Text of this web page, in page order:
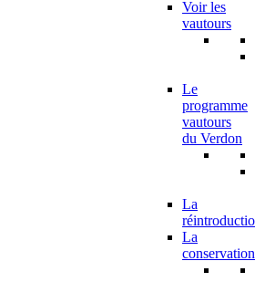
Voir les
vautours
Le
programme
vautours
du Verdon
La
La
conservation